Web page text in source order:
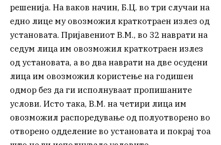
решенија. На ваков начин, Б.Ц. во три случаи на
едно лице му овозможил краткотраен излез од
установата. Пријавениот В.М., во 32 наврати на
седум лица им овозможил краткотраен излез
од установата, а во два наврати на две осудени
лица им овозможил користење на годишен
одмор без да ги исполнуваат пропишаните
услови. Исто така, В.М. на четири лица им
овозможил распоредување од полуотворено во
отворено одделение во установата и покрај тоа